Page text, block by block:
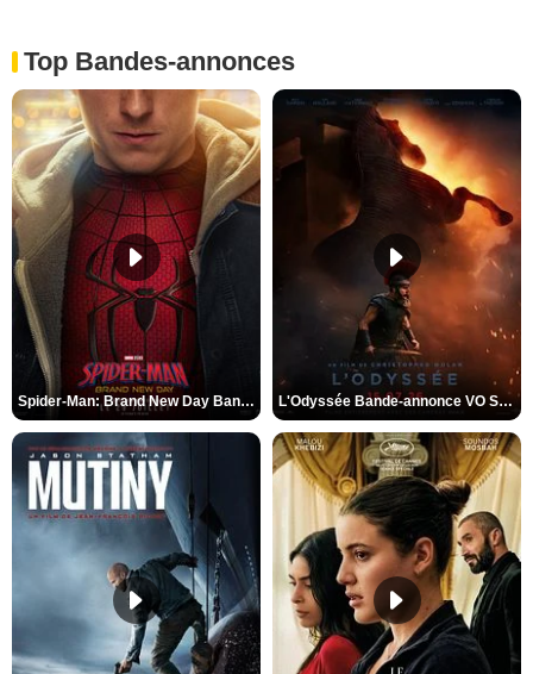
Top Bandes-annonces
Spider-Man: Brand New Day Bande-annonce VO STFR L'Odyssée Bande-annonce VO STFR